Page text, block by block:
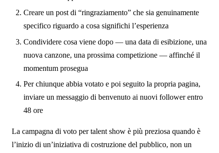
Creare un post di “ringraziamento” che sia genuinamente
specifico riguardo a cosa significhi l’esperienza
Condividere cosa viene dopo — una data di esibizione, una
nuova canzone, una prossima competizione — affinché il
momentum prosegua
Per chiunque abbia votato e poi seguito la propria pagina,
inviare un messaggio di benvenuto ai nuovi follower entro
48 ore
La campagna di voto per talent show è più preziosa quando è
l’inizio di un’iniziativa di costruzione del pubblico, non un